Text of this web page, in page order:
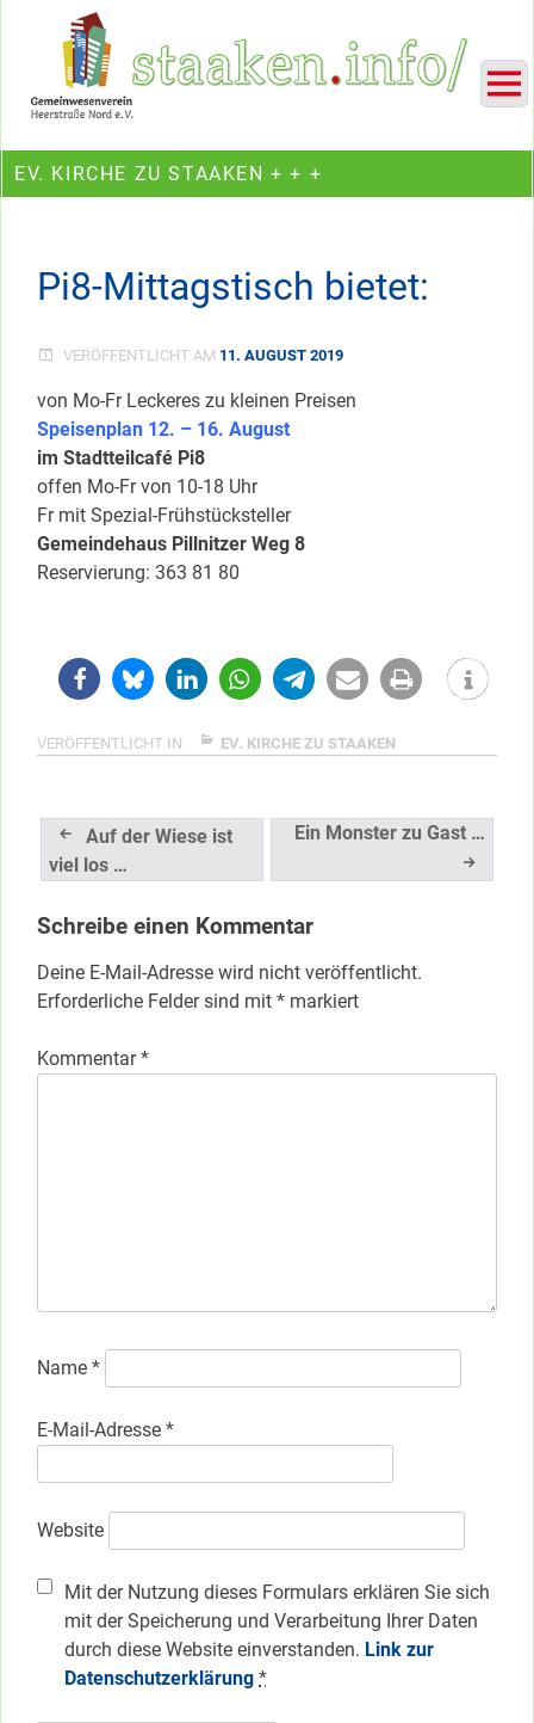
Ein Projekt des Gemeinwesenvereins Heerstraße Nord
EV. KIRCHE ZU STAAKEN + + +
Pi8-Mittagstisch bietet:
VERÖFFENTLICHT AM 11. AUGUST 2019
von Mo-Fr Leckeres zu kleinen Preisen
Speisenplan 12. – 16. August
im Stadtteilcafé Pi8
offen Mo-Fr von 10-18 Uhr
Fr mit Spezial-Frühstücksteller
Gemeindehaus Pillnitzer Weg 8
Reservierung: 363 81 80
VERÖFFENTLICHT IN EV. KIRCHE ZU STAAKEN
Beitragsnavigation
Auf der Wiese ist
viel los …
Ein Monster zu Gast …
Schreibe einen Kommentar
Deine E-Mail-Adresse wird nicht veröffentlicht.
Erforderliche Felder sind mit * markiert
Kommentar*
Name *
E-Mail-Adresse *
Website
Mit der Nutzung dieses Formulars erklären Sie sich
mit der Speicherung und Verarbeitung Ihrer Daten
durch diese Website einverstanden. Link zur
Datenschutzerklärung *